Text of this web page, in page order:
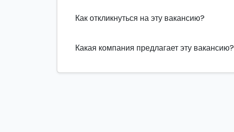
Как откликнуться на эту вакансию?
Какая компания предлагает эту вакансию?